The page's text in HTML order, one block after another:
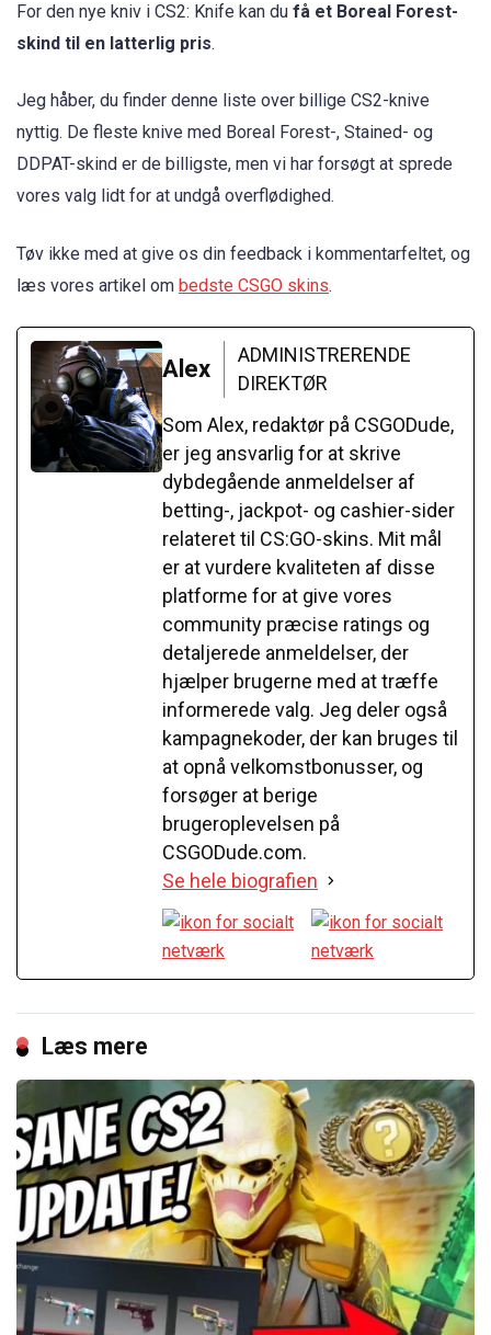
For den nye kniv i CS2: Knife kan du få et Boreal Forest-
skind til en latterlig pris.
Jeg håber, du finder denne liste over billige CS2-knive
nyttig. De fleste knive med Boreal Forest-, Stained- og
DDPAT-skind er de billigste, men vi har forsøgt at sprede
vores valg lidt for at undgå overflødighed.
Tøv ikke med at give os din feedback i kommentarfeltet, og
læs vores artikel om bedste CSGO skins.
Alex
ADMINISTRERENDE
DIREKTØR
Som Alex, redaktør på CSGODude,
er jeg ansvarlig for at skrive
dybdegående anmeldelser af
betting-, jackpot- og cashier-sider
relateret til CS:GO-skins. Mit mål
er at vurdere kvaliteten af disse
platforme for at give vores
community præcise ratings og
detaljerede anmeldelser, der
hjælper brugerne med at træffe
informerede valg. Jeg deler også
kampagnekoder, der kan bruges til
at opnå velkomstbonusser, og
forsøger at berige
brugeroplevelsen på
CSGODude.com.
Se hele biografien
Læs mere